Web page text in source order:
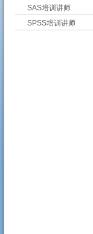
SAS培训讲师
SPSS培训讲师